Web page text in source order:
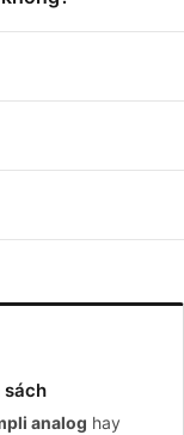
sách
analog hay